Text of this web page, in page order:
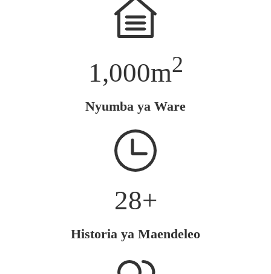
1,000m2
Nyumba ya Ware
28+
Historia ya Maendeleo